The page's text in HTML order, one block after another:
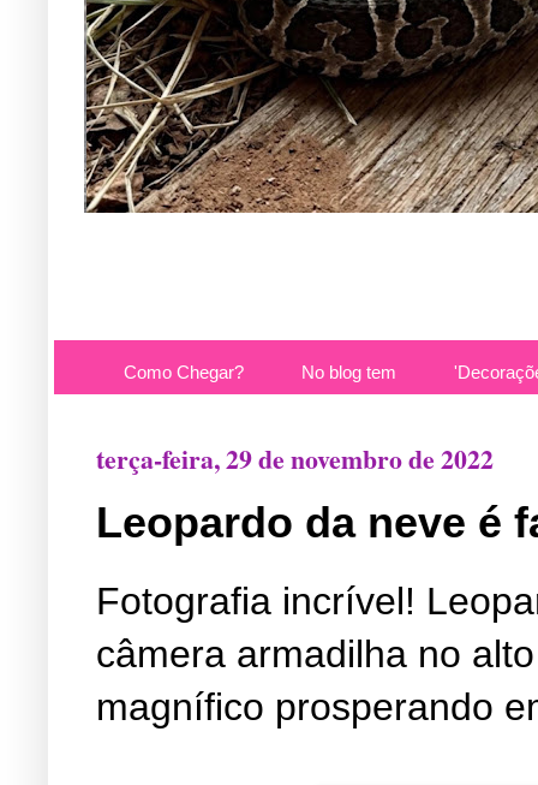
Como Chegar? No blog tem
terça-feira, 29 de novembro de 2022
Leopardo da neve é
Fotografia incrível!
câmera armadilha no
magnífico prosperando